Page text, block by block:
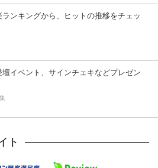
ンキングから、ヒットの推移をチェッ
壇イベント、サインチェキなどプレゼン
ト